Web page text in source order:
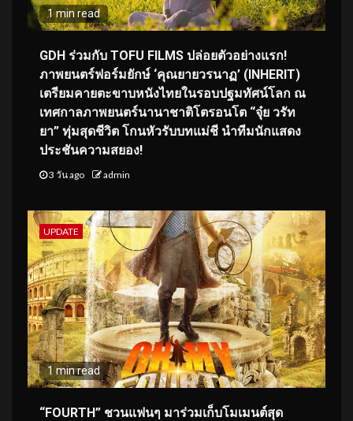
1 min read
GDH ร่วมกับ TOFU FILMS ปล่อยตัวอย่างแรก!
ภาพยนตร์ฟอร์มยักษ์ ‘คุณยายวรนาฏ’ (INHERIT)
เตรียมคายตะขาบหนังไทยในรอบปฐมทัศน์โลก ณ
เทศกาลภาพยนตร์นานาชาติโตรอนโต “จุ๋ย วรัท
ยา” ทุ่มสุดชีวิต โกนหัวรับบทแม่ชี นำทีมนักแสดง
ประชันความสยอง!
3 วัน ago admin
UPDATE
1 min read
“FOURTH” ชวนแฟนๆ มาร่วมเก็บโมเมนต์สุด